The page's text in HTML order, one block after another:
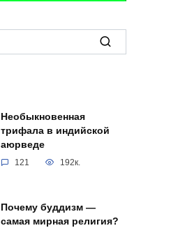
Необыкновенная
трифала в индийской
аюрведе
121 192к.
Почему буддизм —
самая мирная религия?